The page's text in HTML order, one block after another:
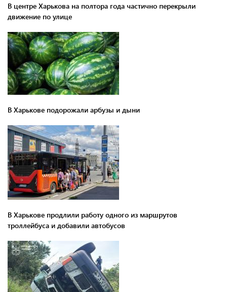
В центре Харькова на полтора года частично перекрыли
движение по улице
В Харькове подорожали арбузы и дыни
В Харькове продлили работу одного из маршрутов
троллейбуса и добавили автобусов